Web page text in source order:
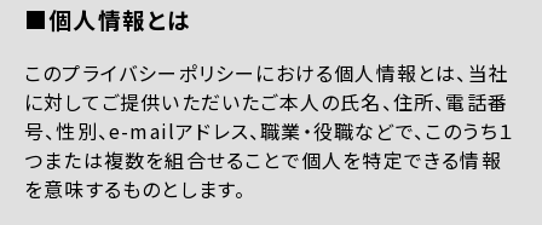
■個人情報とは
このプライバシーポリシーにおける個人情報とは、当社
に対してご提供いただいたご本人の氏名、住所、電話番
号、性別、e-mailアドレス、職業・役職などで、このうち１
つまたは複数を組合せることで個人を特定できる情報
を意味するものとします。